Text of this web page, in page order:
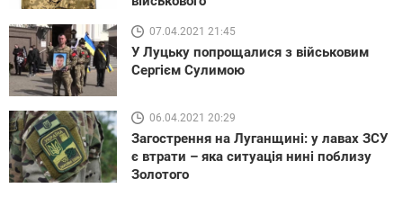
07.04.2021 21:45
У Луцьку попрощалися з військовим
Сергієм Сулимою
06.04.2021 20:29
Загострення на Луганщині: у лавах ЗСУ
є втрати – яка ситуація нині поблизу
Золотого